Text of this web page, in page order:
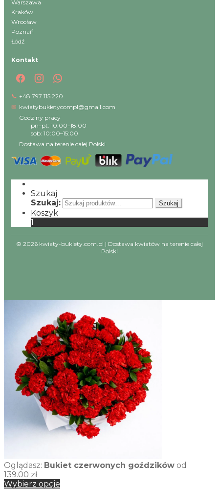
Warszawa
Kraków
Wrocław
Poznań
Łódź
Kontakt
📞 +48 797 115 220
✉ kwiatybukietycompl@gmail.com
Godziny pracy
pn–pt: 10:00–18:00
sob: 10:00–15:00
Dostawa na terenie całej Polski
Szukaj
Szukaj:
Szukaj
Koszyk
1
© 2026 kwiaty-bukiety.com.pl | Dostawa kwiatów na terenie całej
Polski
Oglądasz: Bukiet czerwonych goździków od
139.00 zł
Wybierz opcje